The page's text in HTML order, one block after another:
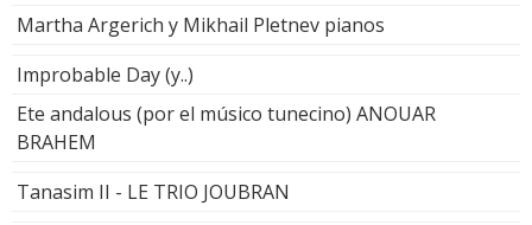
Martha Argerich y Mikhail Pletnev pianos
Improbable Day (y..)
Ete andalous (por el músico tunecino) ANOUAR
BRAHEM
Tanasim II - LE TRIO JOUBRAN